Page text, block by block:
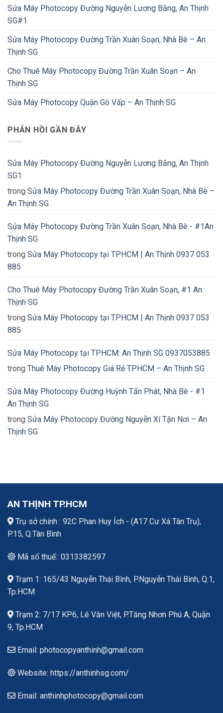
Sửa Máy Photocopy Đường Nguyễn Lương Bằng, An Thịnh
SG#1
Sửa Máy Photocopy Đường Trần Xuân Soạn, Nhà Bè – An
Thịnh SG
Cho Thuê Máy Photocopy Đường Trần Xuân Soạn – An
Thịnh SG
Sửa Máy Photocopy Quận Gò Vấp – An Thịnh SG
PHẢN HỒI GẦN ĐÂY
Sửa Máy Photocopy Đường Nguyễn Lương Bằng, An Thịnh
SG1
trong Sửa Máy Photocopy Đường Trần Xuân Soạn, Nhà Bè –
An Thịnh SG
Sửa Máy Photocopy Đường Trần Xuân Soạn, Nhà Bè - #1An
Thịnh SG
trong Sửa Máy Photocopy tại TPHCM | An Thịnh 0937 053
885
Cho Thuê Máy Photocopy Đường Trần Xuân Soạn, #1 An
Thịnh SG
trong Sửa Máy Photocopy tại TPHCM | An Thịnh 0937 053
885
Sửa Máy Photocopy tại TPHCM: An Thịnh SG 0937053885
trong Thuê Máy Photocopy Giá Rẻ TPHCM – An Thịnh SG
Sửa Máy Photocopy Đường Huỳnh Tấn Phát, Nhà Bè - #1
An Thịnh SG
trong Sửa Máy Photocopy Đường Nguyễn Xí Tận Nơi – An
Thịnh SG
AN THỊNH TP.HCM
Trụ sở chính : 92C Phan Huy Ích - (A17 Cư Xá Tân Trụ),
P.15, Q.Tân Bình
Mã số thuế:: 0313382597
Trạm 1: 165/43 Nguyễn Thái Bình, P.Nguyễn Thái Bình, Q.1,
Tp.HCM
Trạm 2: 7/17 KP6, Lê Văn Việt, P.Tăng Nhơn Phú A, Quận
9, Tp.HCM
Email: photocopyanthinh@gmail.com
Website: https://anthinhsg.com/
Email: anthinhphotocopy@gmail.com